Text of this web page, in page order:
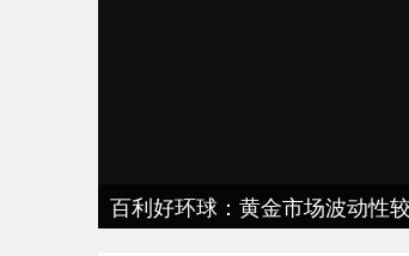
百利好环球：黄金市场波动性
质生产力推动高质量发展IMF总裁：世界经济